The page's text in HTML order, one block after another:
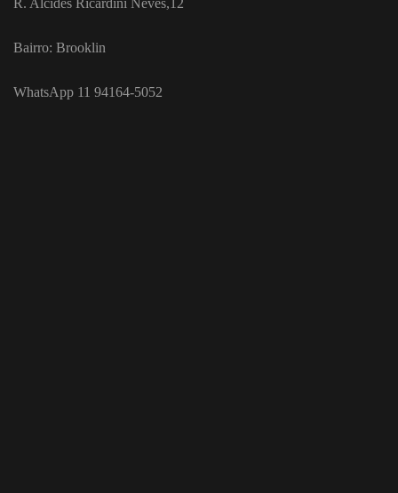
R. Alcides Ricardini Neves,12
Bairro: Brooklin
WhatsApp 11 94164-5052